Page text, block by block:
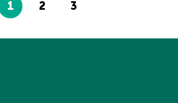
1 2 3